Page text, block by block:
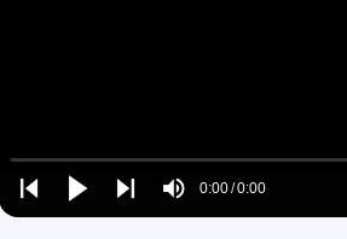
Play
Play
Play
Mute0:00/0:00
Loaded:
0%